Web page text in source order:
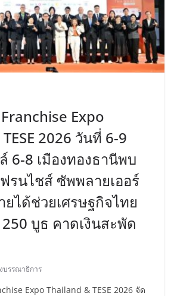
Expo
2026 วันที่ 6-9
6-8 เมืองทองธานีพบ
รนไชส์ ซัพพลายเออร์
ยได้ช่วยเศรษฐกิจไทย
บูธ คาดเงินสะพัด
บรรณาธิการ
Expo Thailand & TESE 2026 จัด